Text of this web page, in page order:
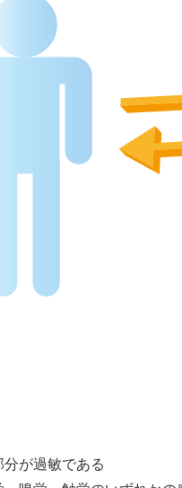
が過敏である